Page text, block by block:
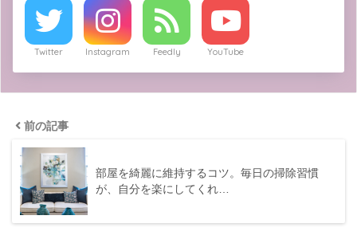
Twitter Instagram Feedly YouTube
前の記事
部屋を綺麗に維持するコツ。毎日の掃除習慣
が、自分を楽にしてくれ…